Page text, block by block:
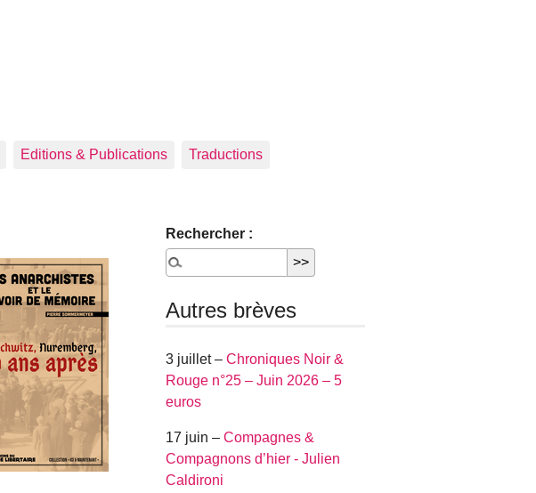
Editions & Publications Traductions
Rechercher :
Autres brèves
3 juillet –Chroniques Noir &
Rouge n°25 – Juin 2026 – 5
euros
17 juin –Compagnes &
Compagnons d’hier - Julien
Caldironi